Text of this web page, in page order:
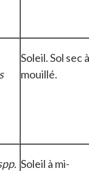
Soleil. Sol sec à
mouillé.
Soleil à mi-